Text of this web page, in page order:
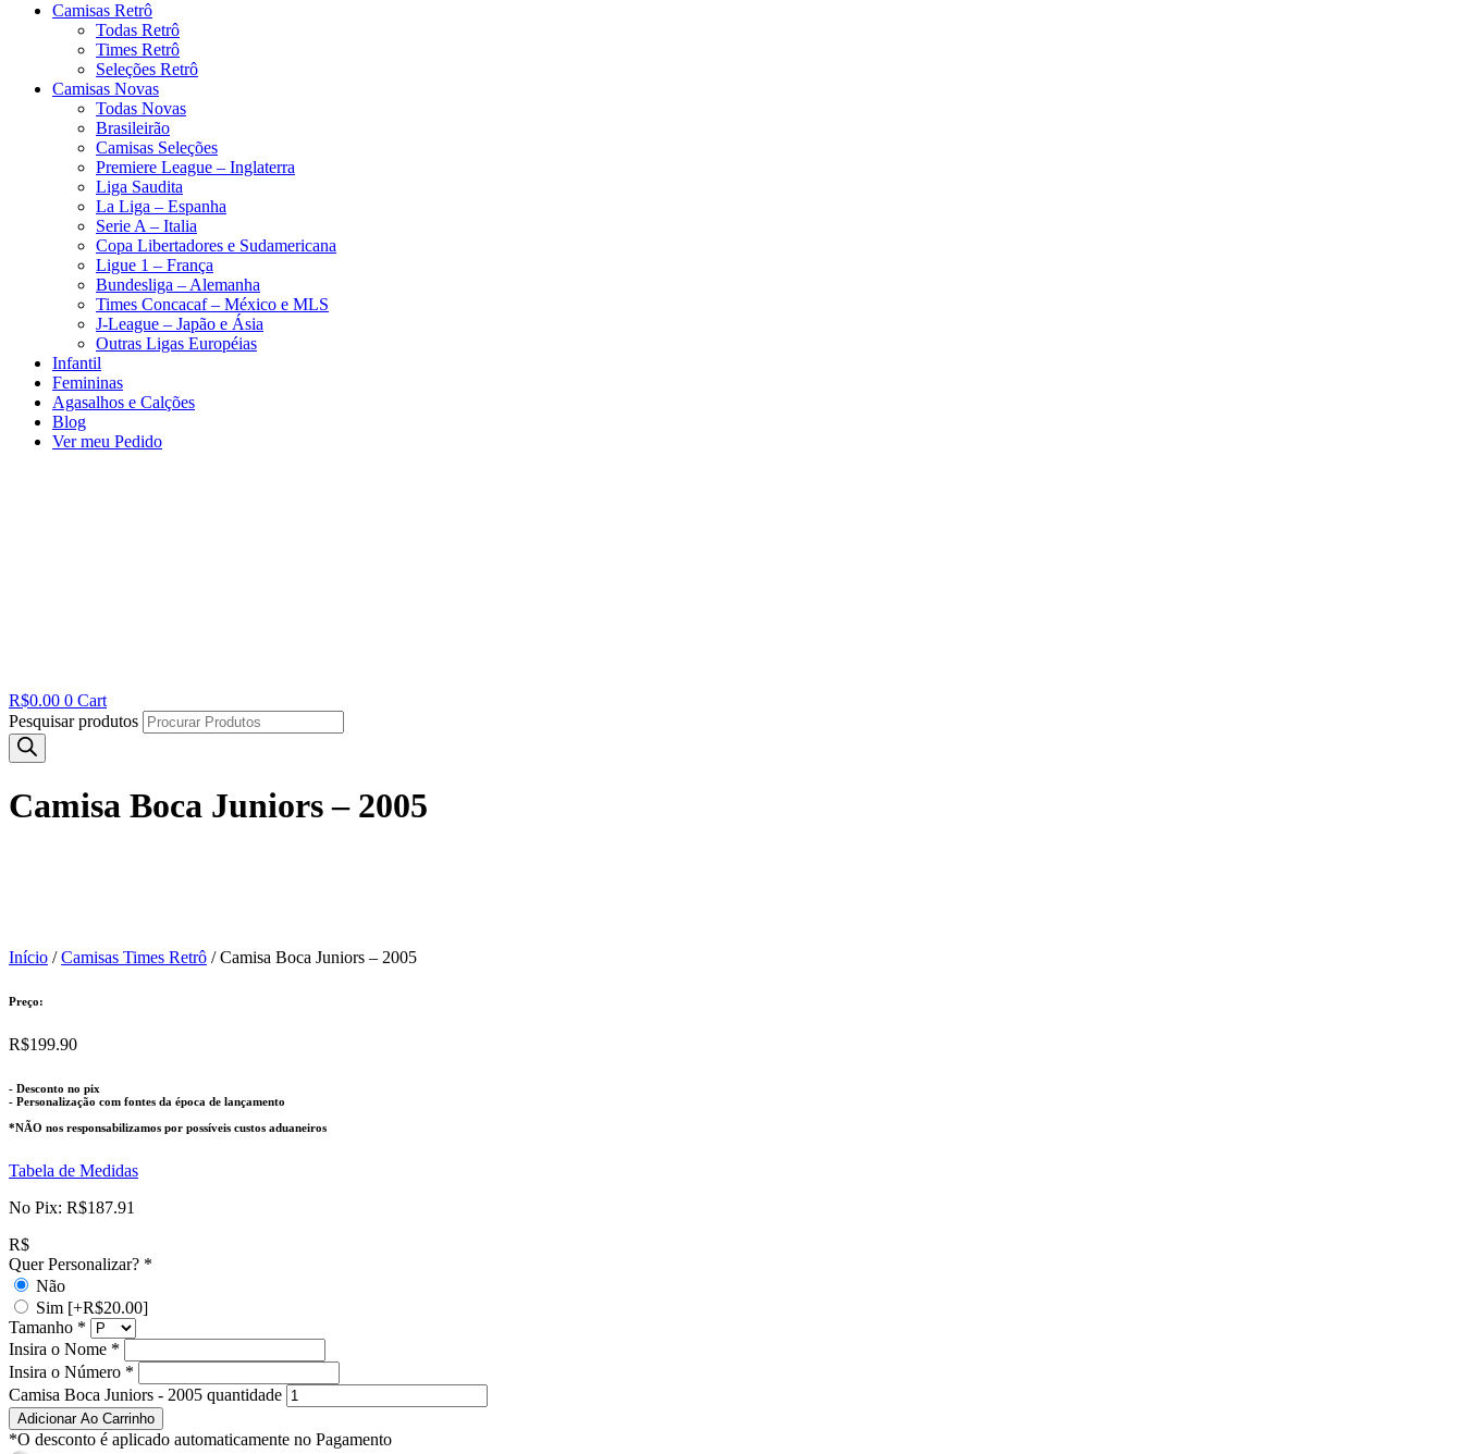
Camisas Retrô
Todas Retrô
Times Retrô
Seleções Retrô
Camisas Novas
Todas Novas
Brasileirão
Camisas Seleções
Premiere League – Inglaterra
Liga Saudita
La Liga – Espanha
Serie A – Italia
Copa Libertadores e Sudamericana
Ligue 1 – França
Bundesliga – Alemanha
Times Concacaf – México e MLS
J-League – Japão e Ásia
Outras Ligas Européias
Infantil
Femininas
Agasalhos e Calções
Blog
Ver meu Pedido
R$0.00 0 Cart
Pesquisar produtos
Camisa Boca Juniors – 2005
Início /Camisas Times Retrô / Camisa Boca Juniors – 2005
Preço:
R$199.90
- Desconto no pix
- Personalização com fontes da época de lançamento
*NÃO nos responsabilizamos por possíveis custos aduaneiros
Tabela de Medidas
No Pix: R$187.91
R$
Quer Personalizar? *
Não
Sim [+R$20.00]
Tamanho *
Insira o Nome *
Insira o Número *
Camisa Boca Juniors - 2005 quantidade
Adicionar Ao Carrinho
*O desconto é aplicado automaticamente no Pagamento